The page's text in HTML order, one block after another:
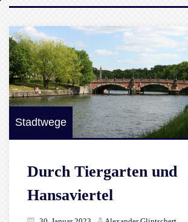
Stadtwege
Durch Tiergarten und
Hansaviertel